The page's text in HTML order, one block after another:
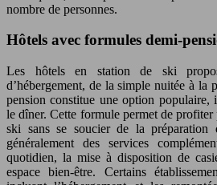
nombre de personnes.
Hôtels avec formules demi-
Les hôtels en station de ski
d’hébergement, de la simple nuitée à la
pension constitue une option populaire,
le dîner. Cette formule permet de profiter
ski sans se soucier de la préparation
généralement des services
quotidien, la mise à disposition de
espace bien-être. Certains